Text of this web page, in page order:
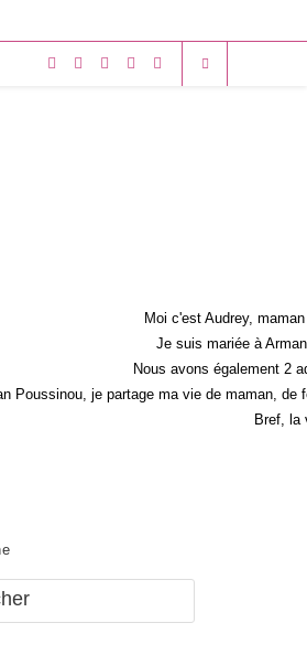
Moi c'est Audrey,
Je suis mariée à
Nous avons également 2
Poussinou, je partage ma vie de maman,
Bref, la